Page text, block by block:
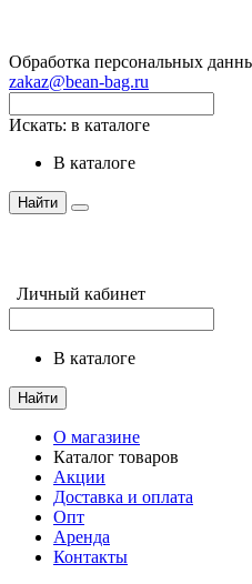
Обработка персональных
zakaz@bean-bag.ru
Искать: в каталоге
в каталоге
Найти
Личный кабинет
в каталоге
Найти
О магазине
Каталог товаров
Акции
Доставка и оплата
Опт
Аренда
Контакты